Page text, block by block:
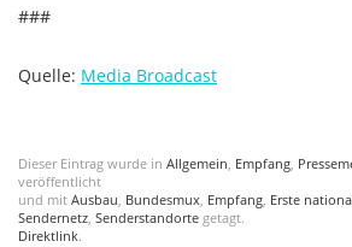
###
Quelle: Media Broadcast
Dieser Eintrag wurde in Allgemein, Empfang,
veröffentlicht
und mit Ausbau, Bundesmux, Empfang, Erste
Sendernetz, Senderstandorte getagt.
Direktlink.